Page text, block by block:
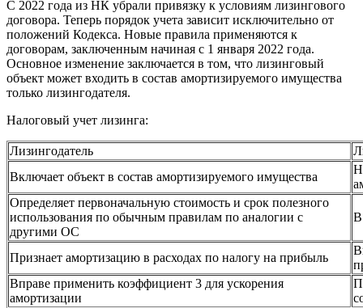
С 2022 года из НК убрали привязку к условиям лизингового
договора. Теперь порядок учета зависит исключительно от
положений Кодекса. Новые правила применяются к
договорам, заключенным начиная с 1 января 2022 года.
Основное изменение заключается в том, что лизинговый
объект может входить в состав амортизируемого имущества
только лизингодателя.
Налоговый учет лизинга:
Лизингодатель
Включает объект в состав амортизируемого имущества
Определяет первоначальную стоимость и срок полезного
использования по обычным правилам по аналогии с
другими ОС
В
Признает амортизацию в расходах по налогу на прибыль
Вправе применить коэффициент 3 для ускорения
амортизации